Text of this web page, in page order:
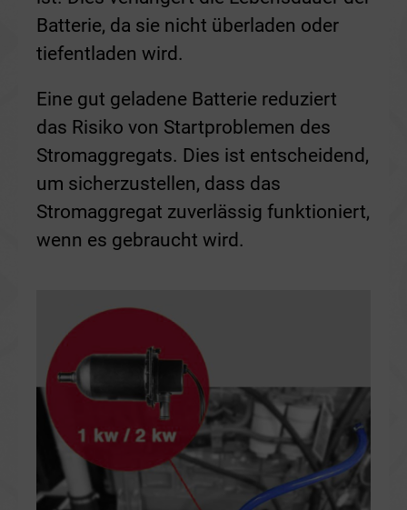
Batterie, da sie nicht überladen oder
tiefentladen wird.
Eine gut geladene Batterie reduziert
das Risiko von Startproblemen des
Stromaggregats. Dies ist entscheidend,
um sicherzustellen, dass das
Stromaggregat zuverlässig funktioniert,
wenn es gebraucht wird.